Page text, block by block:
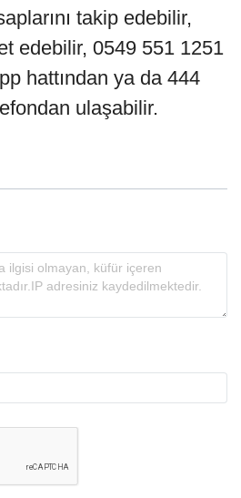
takip edebilir,
edebilir, 0549 551 1251
hattından ya da 444
ulaşabilir.